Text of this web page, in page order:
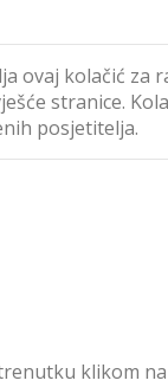
ovaj kolačić za
stranice.
posjetitelja.
klikom